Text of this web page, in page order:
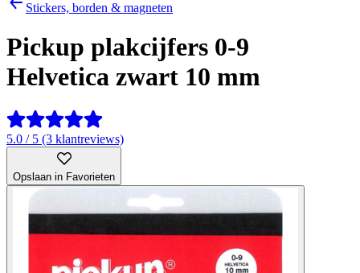
Stickers, borden & magneten
Pickup plakcijfers 0-9
Helvetica zwart 10 mm
5.0 / 5 (3 klantreviews)
Opslaan in Favorieten